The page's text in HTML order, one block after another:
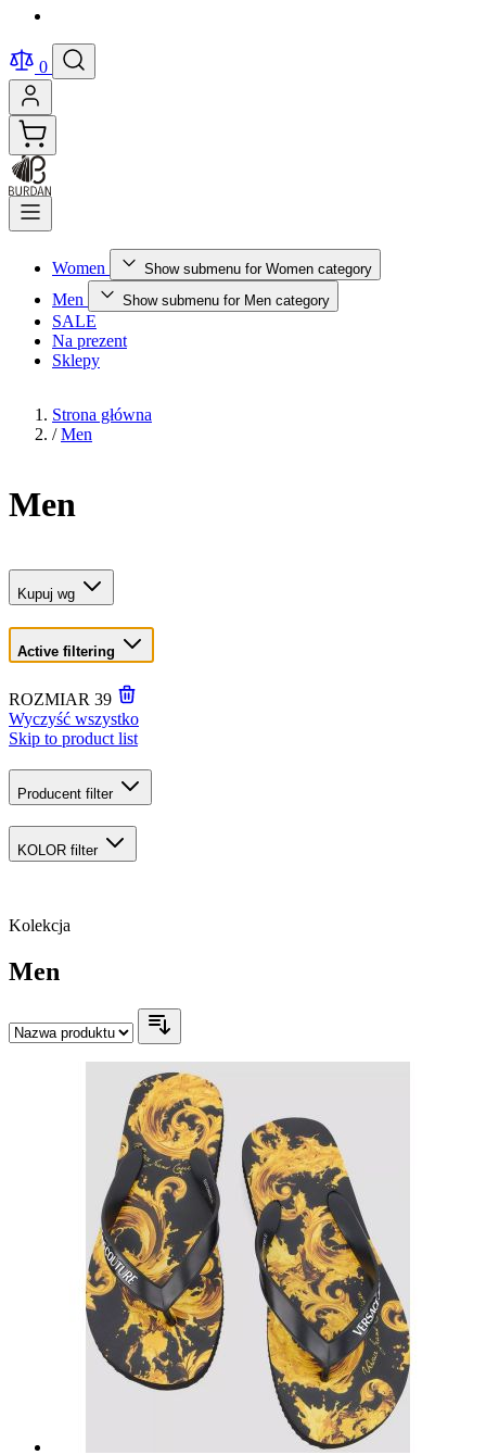
0
Women Show submenu for Women category
Men Show submenu for Men category
SALE
Na prezent
Sklepy
Strona główna
/ Men
Men
Kupuj wg
Active filtering
ROZMIAR 39
Wyczyść wszystko
Skip to product list
Producent filter
KOLOR filter
Kolekcja
Men